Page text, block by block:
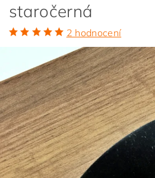
staročerná
2 hodnocení